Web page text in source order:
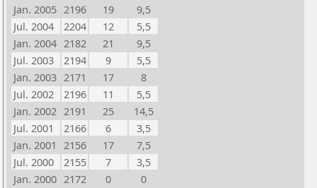
Jan. 2005 2196 19
9,5
Jul. 2004
2204 12
5,5
Jan. 2004 2182 21
9,5
Jul. 2003
2194 9
5,5
Jan. 2003 2171 17
8
Jul. 2002
2196 11
5,5
Jan. 2002 2191 25
14,5
Jul. 2001
2166 6
3,5
Jan. 2001 2156 17
7,5
Jul. 2000
2155 7
3,5
Jan. 2000 2172 0
0